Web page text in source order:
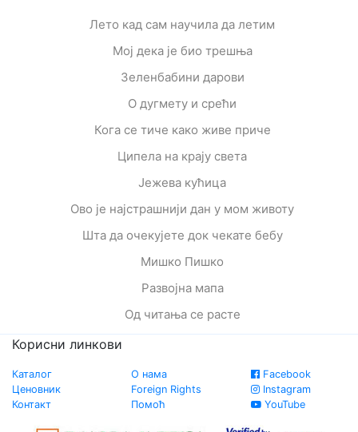
Лето кад сам научила да летим
Мој дека је био трешња
Зеленбабини дарови
О дугмету и срећи
Кога се тиче како живе приче
Ципела на крају света
Јежева кућица
Ово је најстрашнији дан у мом животу
Шта да очекујете док чекате бебу
Мишко Пишко
Развојна мапа
Од читања се расте
Корисни линкови
Каталог
Ценовник
Контакт
О нама
Foreign Rights
Помоћ
Facebook
Instagram
YouTube